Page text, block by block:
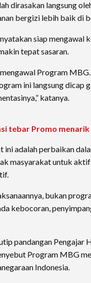
dirasakan langsung
bergizi lebih baik di
siap mengawal
tepat sasaran.
Program
ini langsung dicap
katanya.
tebar Promo menarik
ini adalah perbaikan
masyarakat untuk
bukan
kebocoran,
pandangan Pengajar
Program MBG
Indonesia.